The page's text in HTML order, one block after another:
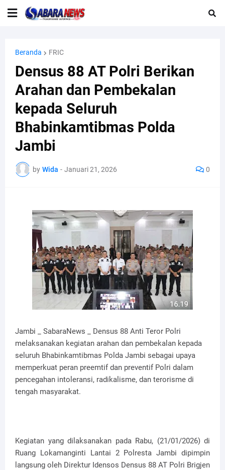
Beranda FRIC
Densus 88 AT Polri Berikan
Arahan dan Pembekalan
kepada Seluruh
Bhabinkamtibmas Polda
Jambi
by Wida - Januari 21, 2026 0
Jambi _ SabaraNews _ Densus 88 Anti Teror Polri
melaksanakan kegiatan arahan dan pembekalan kepada
seluruh Bhabinkamtibmas Polda Jambi sebagai upaya
memperkuat peran preemtif dan preventif Polri dalam
pencegahan intoleransi, radikalisme, dan terorisme di
tengah masyarakat.
Kegiatan yang dilaksanakan pada Rabu, (21/01/2026) di
Ruang Lokamanginti Lantai 2 Polresta Jambi dipimpin
langsung oleh Direktur Idensos Densus 88 AT Polri Brigjen